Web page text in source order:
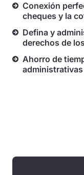
Conexión
cheques y la
Defina y
derechos de
Ahorro de
administrativas